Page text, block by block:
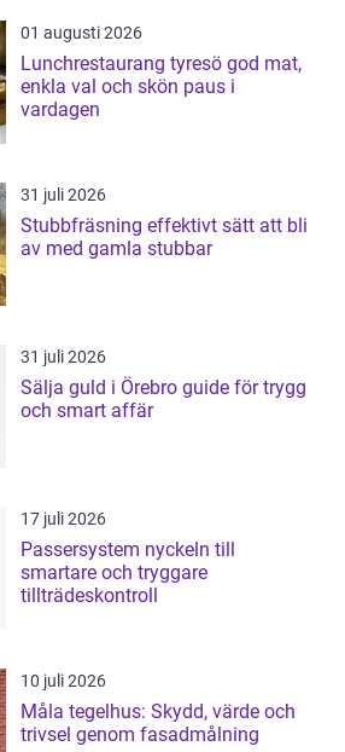
01 augusti 2026
Lunchrestaurang tyresö god mat,
enkla val och skön paus i
vardagen
31 juli 2026
Stubbfräsning effektivt sätt att bli
av med gamla stubbar
31 juli 2026
Sälja guld i Örebro guide för trygg
och smart affär
17 juli 2026
Passersystem nyckeln till
smartare och tryggare
tillträdeskontroll
10 juli 2026
Måla tegelhus: Skydd, värde och
trivsel genom fasadmålning